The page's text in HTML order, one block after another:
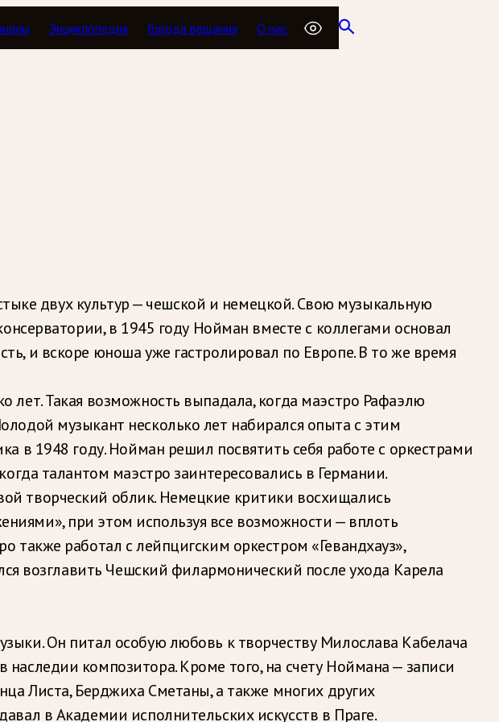
Энциклопедия Города вещания О нас
двух культур — чешской и немецкой. Свою музыкальную
в 1945 году Нойман вместе с коллегами основал
и вскоре юноша уже гастролировал по Европе. В то же время
Такая возможность выпадала, когда маэстро Рафаэлю
музыкант несколько лет набирался опыта с этим
в 1948 году. Нойман решил посвятить себя работе с оркестрами
талантом маэстро заинтересовались в Германии.
творческий облик. Немецкие критики восхищались
при этом используя все возможности — вплоть
работал с лейпцигским оркестром «Гевандхауз»,
возглавить Чешский филармонический после ухода Карела
Он питал особую любовь к творчеству Милослава Кабелача
композитора. Кроме того, на счету Ноймана — записи
Листа, Берджиха Сметаны, а также многих других
в Академии исполнительских искусств в Праге.